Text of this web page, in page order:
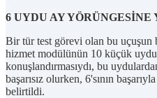
6 UYDU AY
Bir tür test görevi olan bu uçuşun
hizmet modülünün 10 küçük
konuşlandırmasıydı, bu
başarısız olurken, 6'sının
belirtildi.